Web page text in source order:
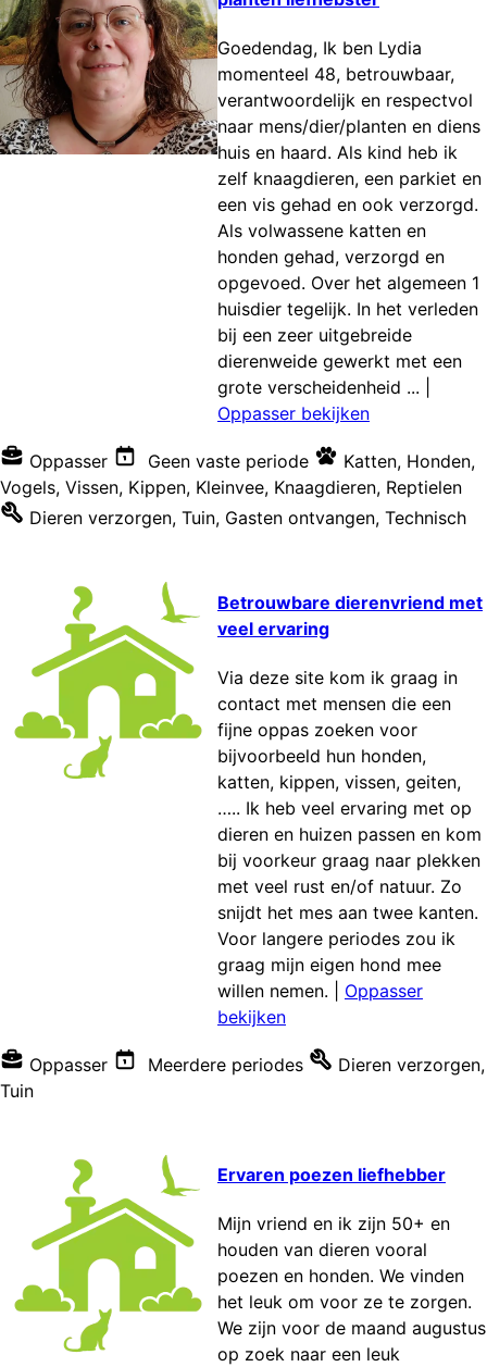
Goedendag, Ik ben Lydia
momenteel 48, betrouwbaar,
verantwoordelijk en respectvol
naar mens/dier/planten en diens
huis en haard. Als kind heb ik
zelf knaagdieren, een parkiet en
een vis gehad en ook verzorgd.
Als volwassene katten en
honden gehad, verzorgd en
opgevoed. Over het algemeen 1
huisdier tegelijk. In het verleden
bij een zeer uitgebreide
dierenweide gewerkt met een
grote verscheidenheid ...
Oppasser bekijken
Oppasser Geen vaste periode Katten, Honden,
Vogels, Vissen, Kippen, Kleinvee, Knaagdieren, Reptielen
Dieren verzorgen, Tuin, Gasten ontvangen, Technisch
Betrouwbare dierenvriend met
veel ervaring
Via deze site kom ik graag in
contact met mensen die een
fijne oppas zoeken voor
bijvoorbeeld hun honden,
katten, kippen, vissen, geiten,
….. Ik heb veel ervaring met op
dieren en huizen passen en kom
bij voorkeur graag naar plekken
met veel rust en/of natuur. Zo
snijdt het mes aan twee kanten.
Voor langere periodes zou ik
graag mijn eigen hond mee
willen nemen.
Oppasser
bekijken
Oppasser Meerdere periodes Dieren verzorgen,
Tuin
Ervaren poezen liefhebber
Mijn vriend en ik zijn 50+ en
houden van dieren vooral
poezen en honden. We vinden
het leuk om voor ze te zorgen.
We zijn voor de maand augustus
op zoek naar een leuk